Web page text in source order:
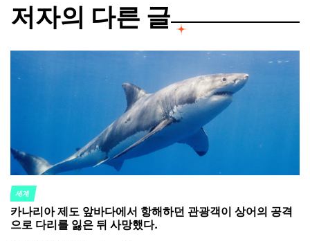
저자의 다른 글
POSTED
IN
세계
카나리아 제도 앞바다에서 항해하던 관광객이 상어의 공격
으로 다리를 잃은 뒤 사망했다.